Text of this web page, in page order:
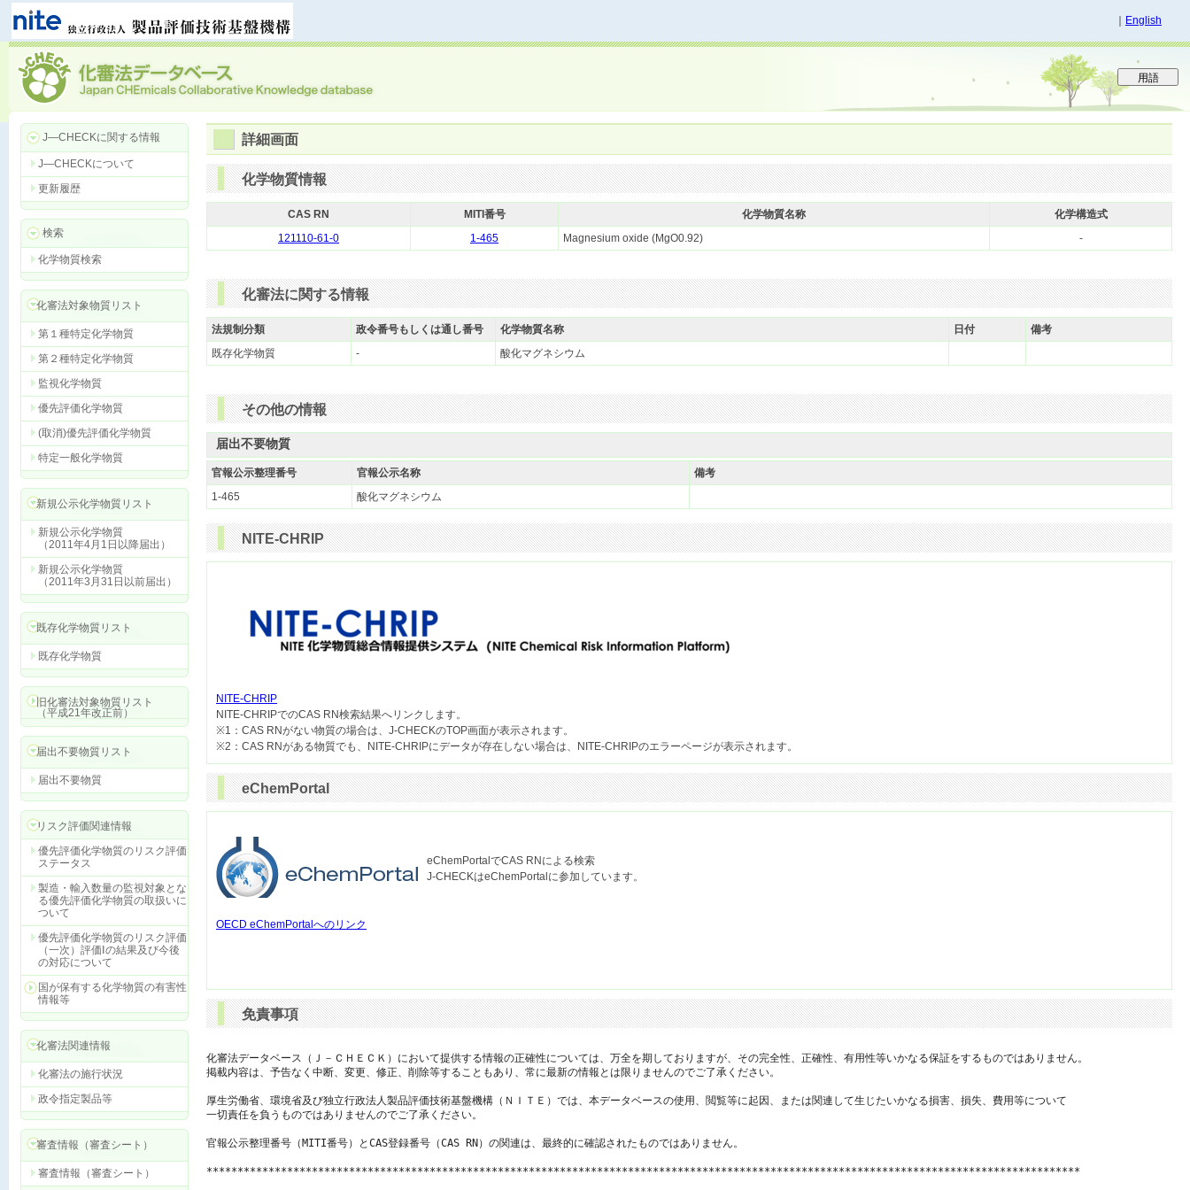
English
J―CHECKに関する情報
J―CHECKについて
更新履歴
検索
化学物質検索
化審法対象物質リスト
第１種特定化学物質
第２種特定化学物質
監視化学物質
優先評価化学物質
(取消)優先評価化学物質
特定一般化学物質
新規公示化学物質リスト
新規公示化学物質
（2011年4月1日以降届出）
新規公示化学物質
（2011年3月31日以前届出）
既存化学物質リスト
既存化学物質
旧化審法対象物質リスト
（平成21年改正前）
届出不要物質リスト
届出不要物質
リスク評価関連情報
優先評価化学物質のリスク評価
ステータス
製造・輸入数量の監視対象とな
る優先評価化学物質の取扱いに
ついて
優先評価化学物質のリスク評価
（一次）評価Ⅰの結果及び今後
の対応について
国が保有する化学物質の有害性
情報等
化審法関連情報
化審法の施行状況
政令指定製品等
審査情報（審査シート）
審査情報（審査シート）
詳細画面
化学物質情報
CAS RN MITI番号 化学物質名称
化学構造式
121110-61-0
1-465 Magnesium oxide (MgO0.92) -
化審法に関する情報
法規制分類 政令番号もしくは通し番号 化学物質名称 日付
備考
既存化学物質
- 酸化マグネシウム
その他の情報
届出不要物質
官報公示整理番号 官報公示名称
備考
1-465
酸化マグネシウム
NITE-CHRIP
NITE-CHRIP
NITE-CHRIPでのCAS RN検索結果へリンクします。
※1：CAS RNがない物質の場合は、J-CHECKのTOP画面が表示されます。
eChemPortal
eChemPortalでCAS RNによる検索
J-CHECKはeChemPortalに参加しています。
OECD eChemPortalへのリンク
免責事項
化審法データベース（Ｊ－ＣＨＥＣＫ）において提供する情報の正確性については、万全を期しておりますが、その完全性、正確性、有用性等いかなる保証をするものではありません。
掲載内容は、予告なく中断、変更、修正、削除等することもあり、常に最新の情報とは限りませんのでご了承ください。
厚生労働省、環境省及び独立行政法人製品評価技術基盤機構（ＮＩＴＥ）では、本データベースの使用、閲覧等に起因、または関連して生じたいかなる損害、損失、費用等について
一切責任を負うものではありませんのでご了承ください。
官報公示整理番号（MITI番号）とCAS登録番号（CAS RN）の関連は、最終的に確認されたものではありません。
*********************************************************************************************************************************************